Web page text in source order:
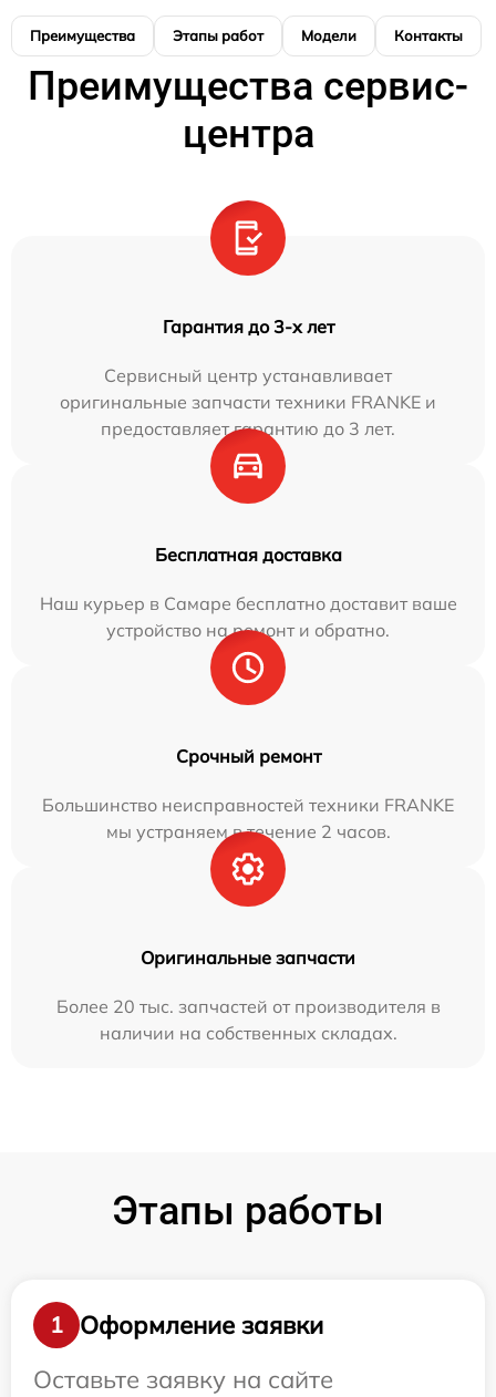
Преимущества Этапы работ Модели Контакты
Преимущества сервис-
центра
Гарантия до 3-х лет
Сервисный центр устанавливает
оригинальные запчасти техники FRANKE и
предоставляет гарантию до 3 лет.
Бесплатная доставка
Наш курьер в Самаре бесплатно доставит ваше
устройство на ремонт и обратно.
Срочный ремонт
Большинство неисправностей техники FRANKE
мы устраняем в течение 2 часов.
Оригинальные запчасти
Более 20 тыс. запчастей от производителя в
наличии на собственных складах.
Этапы работы
1
Оформление заявки
Оставьте заявку на сайте